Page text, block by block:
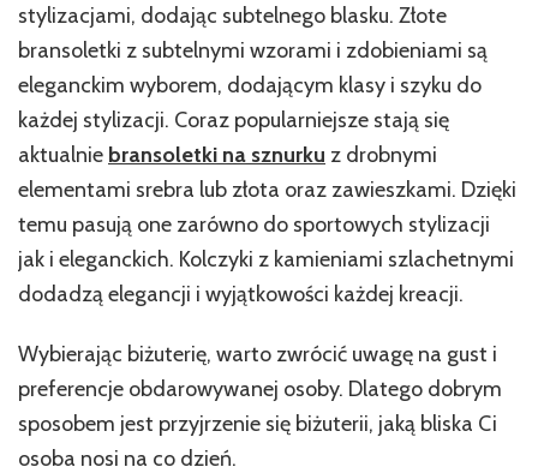
stylizacjami, dodając subtelnego blasku. Złote
bransoletki z subtelnymi wzorami i zdobieniami są
eleganckim wyborem, dodającym klasy i szyku do
każdej stylizacji. Coraz popularniejsze stają się
aktualnie bransoletki na sznurku z drobnymi
elementami srebra lub złota oraz zawieszkami. Dzięki
temu pasują one zarówno do sportowych stylizacji
jak i eleganckich. Kolczyki z kamieniami szlachetnymi
dodadzą elegancji i wyjątkowości każdej kreacji.
Wybierając biżuterię, warto zwrócić uwagę na gust i
preferencje obdarowywanej osoby. Dlatego dobrym
sposobem jest przyjrzenie się biżuterii, jaką bliska Ci
osoba nosi na co dzień.